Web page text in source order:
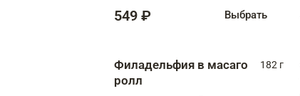
549 ₽ Выбрать
Филадельфия в масаго
ролл
182 г